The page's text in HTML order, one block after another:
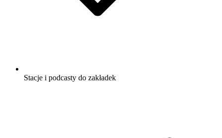
Stacje i podcasty do zakładek